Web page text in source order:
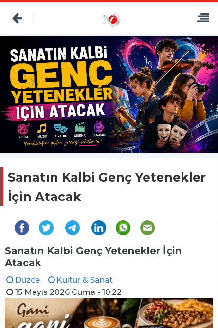
Sanatın Kalbi Genç Yetenekler
İçin Atacak
Sanatın Kalbi Genç Yetenekler İçin
Atacak
Düzce
Kültür & Sanat
15 Mayıs 2026 Cuma - 10:22